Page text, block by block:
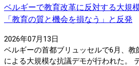
ベルギーで教育改革に反対する大規
「教育の質と機会を損なう」と反発
2026年07月13日
ベルギーの首都ブリュッセルで6月、教
による大規模な抗議デモが行われた。